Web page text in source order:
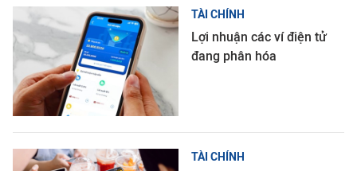
TÀI CHÍNH
Lợi nhuận các ví điện tử
đang phân hóa
TÀI CHÍNH